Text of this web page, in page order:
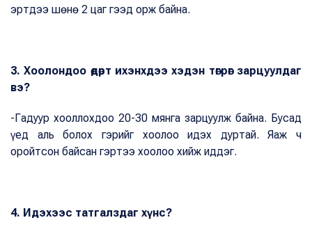
эртдээ шөнө 2 цаг гээд орж байна.
3. Хоолондоо өдөрт ихэнхдээ хэдэн төгрөг зарцуулдаг
вэ?
-Гадуур хооллохдоо 20-30 мянга зарцуулж байна. Бусад
үед аль болох гэрийг хоолоо идэх дуртай. Яаж ч
оройтсон байсан гэртээ хоолоо хийж иддэг.
4. Идэхээс татгалздаг хүнс?